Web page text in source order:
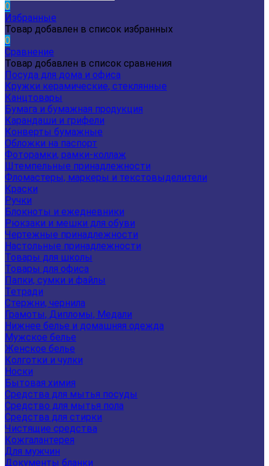
0
Избранные
Товар добавлен в список избранных
0
Сравнение
Товар добавлен в список сравнения
Посуда для дома и офиса
Кружки керамические, стеклянные
Канцтовары
Бумага и бумажная продукция
Карандаши и грифели
Конверты бумажные
Обложки на паспорт
Фоторамки, рамки-коллаж
Штемпельные принадлежности
Фломастеры, маркеры и текстовыделители
Краски
Ручки
Блокноты и ежедневники
Рюкзаки и мешки для обуви
Чертежные принадлежности
Настольные принадлежности
Товары для школы
Товары для офиса
Папки, сумки и файлы
Тетради
Стержни, чернила
Грамоты, Дипломы, Медали
Нижнее белье и домашняя одежда
Мужское белье
Женское белье
Колготки и чулки
Носки
Бытовая химия
Средства для мытья посуды
Средство для мытья пола
Средства для стирки
Чистящие средства
Кожгалантерея
Для мужчин
Документы бланки